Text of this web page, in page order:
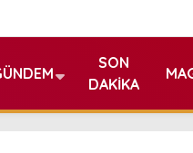
SON
DAKIKA